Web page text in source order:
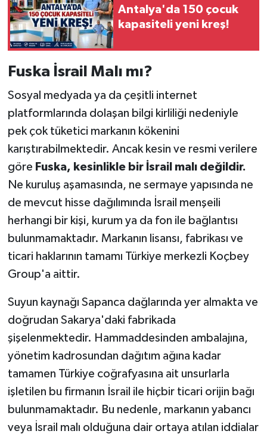
Antalya'da 150 çocuk
kapasiteli yeni kreş!
Fuska İsrail Malı mı?
Sosyal medyada ya da çeşitli internet
platformlarında dolaşan bilgi kirliliği nedeniyle
pek çok tüketici markanın kökenini
karıştırabilmektedir. Ancak kesin ve resmi verilere
göre Fuska, kesinlikle bir İsrail malı değildir.
Ne kuruluş aşamasında, ne sermaye yapısında ne
de mevcut hisse dağılımında İsrail menşeili
herhangi bir kişi, kurum ya da fon ile bağlantısı
bulunmamaktadır. Markanın lisansı, fabrikası ve
ticari haklarının tamamı Türkiye merkezli Koçbey
Group'a aittir.
Suyun kaynağı Sapanca dağlarında yer almakta ve
doğrudan Sakarya'daki fabrikada
şişelenmektedir. Hammaddesinden ambalajına,
yönetim kadrosundan dağıtım ağına kadar
tamamen Türkiye coğrafyasına ait unsurlarla
işletilen bu firmanın İsrail ile hiçbir ticari orijin bağı
bulunmamaktadır. Bu nedenle, markanın yabancı
veya İsrail malı olduğuna dair ortaya atılan iddialar